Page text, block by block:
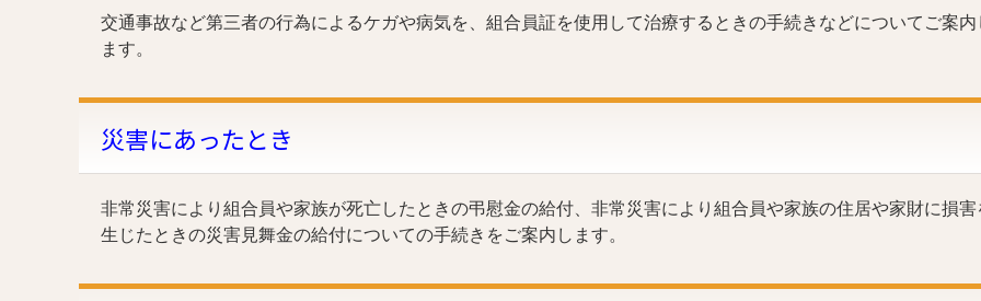
交通事故など第三者の行為によるケガや病気を、組合員証を使用して治療するときの手続きなどについてご案内
ます。
災害にあったとき
非常災害により組合員や家族が死亡したときの弔慰金の給付、非常災害により組合員や家族の住居や家財に損害
生じたときの災害見舞金の給付についての手続きをご案内します。